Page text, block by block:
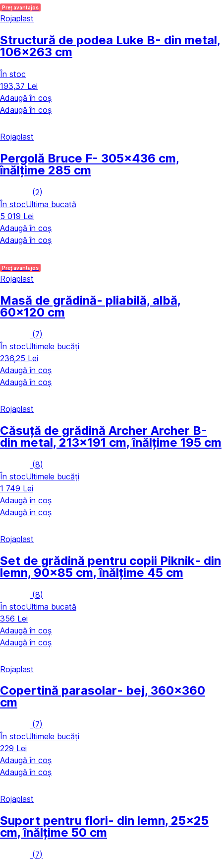
Preț avantajos
Rojaplast
Structură de podea Luke B- din metal,
106x263 cm
În stoc
193,37 Lei
Adaugă în coș
Adaugă în coș
Rojaplast
Pergolă Bruce F- 305x436 cm,
înălțime 285 cm
(2)
În stocUltima bucată
5 019 Lei
Adaugă în coș
Adaugă în coș
Preț avantajos
Rojaplast
Masă de grădină- pliabilă, albă,
60x120 cm
(7)
În stocUltimele bucăți
236,25 Lei
Adaugă în coș
Adaugă în coș
Rojaplast
Căsuță de grădină Archer Archer B-
din metal, 213x191 cm, înălțime 195 cm
(8)
În stocUltimele bucăți
1 749 Lei
Adaugă în coș
Adaugă în coș
Rojaplast
Set de grădină pentru copii Piknik- din
lemn, 90x85 cm, înălțime 45 cm
(8)
În stocUltima bucată
356 Lei
Adaugă în coș
Adaugă în coș
Rojaplast
Copertină parasolar- bej, 360x360
cm
(7)
În stocUltimele bucăți
229 Lei
Adaugă în coș
Adaugă în coș
Rojaplast
Suport pentru flori- din lemn, 25x25
cm, înălțime 50 cm
(7)